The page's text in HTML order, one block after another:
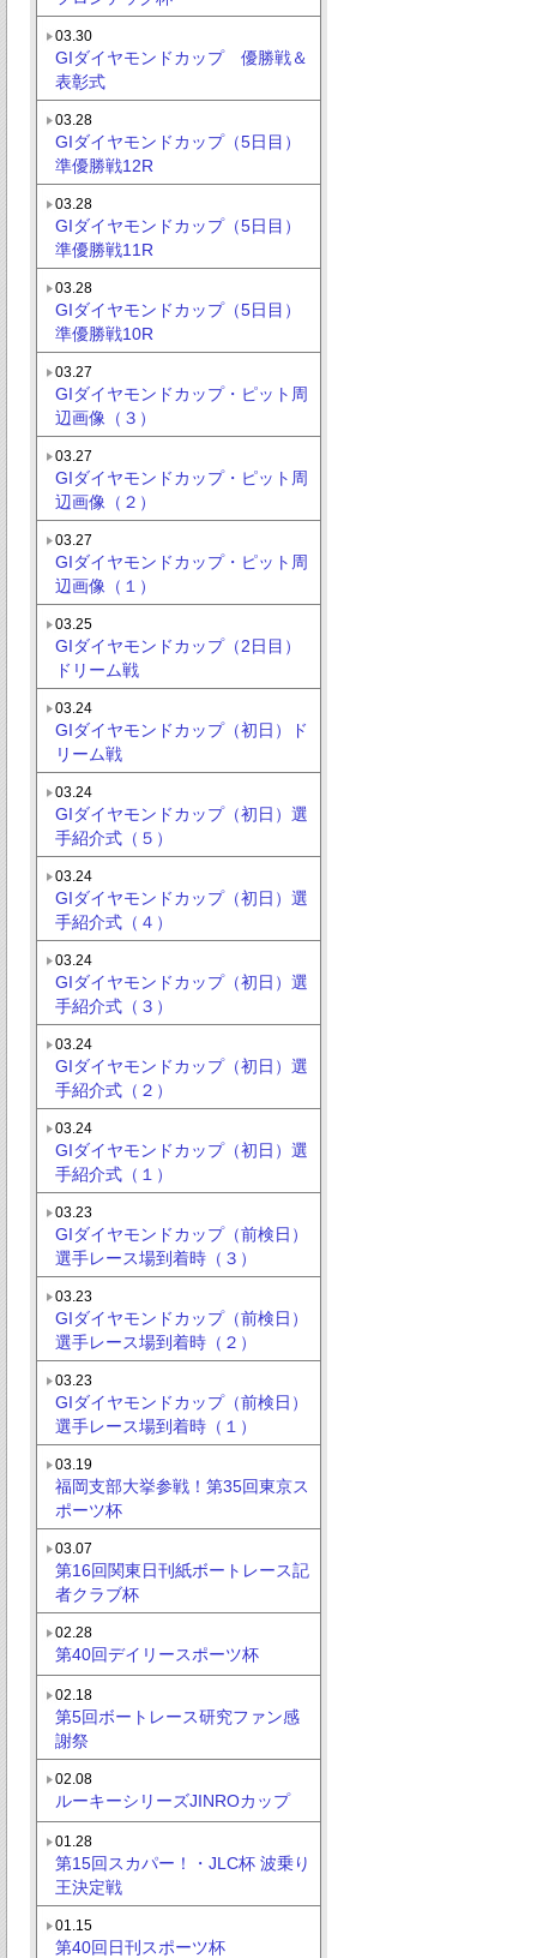
03.30
GIダイヤモンドカップ 優勝戦＆
表彰式
03.28
GIダイヤモンドカップ（5日目）
準優勝戦12R
03.28
GIダイヤモンドカップ（5日目）
準優勝戦11R
03.28
GIダイヤモンドカップ（5日目）
準優勝戦10R
03.27
GIダイヤモンドカップ・ピット周
辺画像（３）
03.27
GIダイヤモンドカップ・ピット周
辺画像（２）
03.27
GIダイヤモンドカップ・ピット周
辺画像（１）
03.25
GIダイヤモンドカップ（2日目）
ドリーム戦
03.24
GIダイヤモンドカップ（初日）ド
リーム戦
03.24
GIダイヤモンドカップ（初日）選
手紹介式（５）
03.24
GIダイヤモンドカップ（初日）選
手紹介式（４）
03.24
GIダイヤモンドカップ（初日）選
手紹介式（３）
03.24
GIダイヤモンドカップ（初日）選
手紹介式（２）
03.24
GIダイヤモンドカップ（初日）選
手紹介式（１）
03.23
GIダイヤモンドカップ（前検日）
選手レース場到着時（３）
03.23
GIダイヤモンドカップ（前検日）
選手レース場到着時（２）
03.23
GIダイヤモンドカップ（前検日）
選手レース場到着時（１）
03.19
福岡支部大挙参戦！第35回東京ス
ポーツ杯
03.07
第16回関東日刊紙ボートレース記
者クラブ杯
02.28
第40回デイリースポーツ杯
02.18
第5回ボートレース研究ファン感
謝祭
02.08
ルーキーシリーズJINROカップ
01.28
第15回スカパー！・JLC杯 波乗り
王決定戦
01.15
第40回日刊スポーツ杯